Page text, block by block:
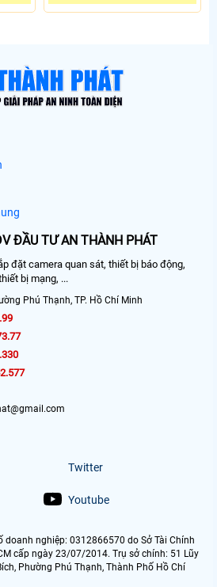
ĐẦU TƯ AN THÀNH PHÁT
đặt camera quan sát, thiết bị báo động,
bị mạng, ...
Phú Thạnh, TP. Hồ Chí Minh
Twitter
Youtube
doanh nghiệp: 0312866570 do Sở Tài Chính
cấp ngày 23/07/2014. Trụ sở chính: 51 Lũy
Phường Phú Thạnh, Thành Phố Hồ Chí